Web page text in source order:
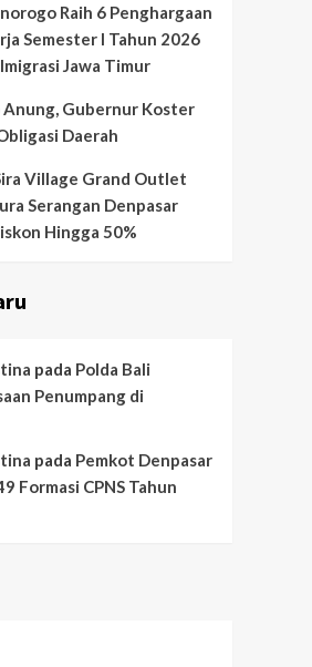
Raih 6 Penghargaan
Semester I Tahun 2026
Jawa Timur
Gubernur Koster
Daerah
Village Grand Outlet
Serangan Denpasar
Hingga 50%
pada Polda Bali
Penumpang di
pada Pemkot Denpasar
Formasi CPNS Tahun